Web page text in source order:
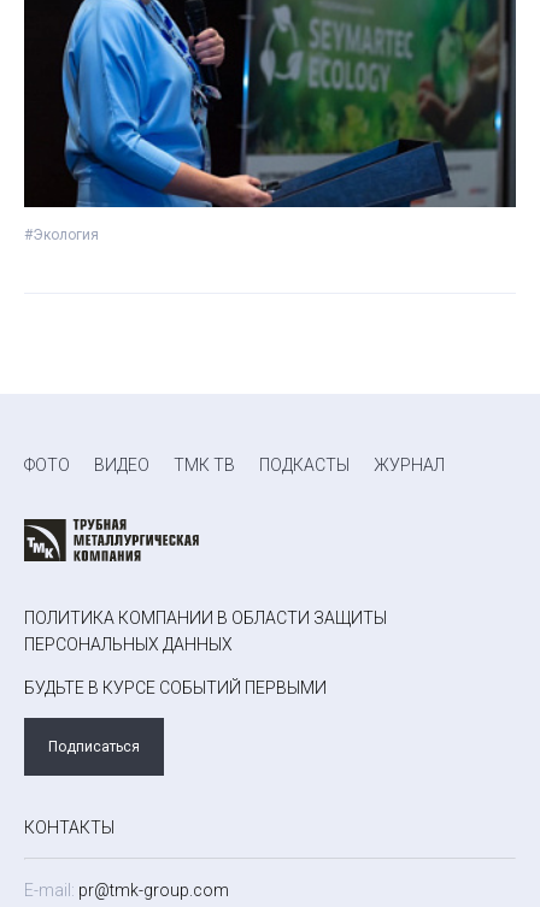
#Экология
ФОТО ВИДЕО ТМК ТВ ПОДКАСТЫ ЖУРНАЛ
ПОЛИТИКА КОМПАНИИ В ОБЛАСТИ ЗАЩИТЫ
ПЕРСОНАЛЬНЫХ ДАННЫХ
БУДЬТЕ В КУРСЕ СОБЫТИЙ ПЕРВЫМИ
Подписаться
КОНТАКТЫ
E-mail: pr@tmk-group.com